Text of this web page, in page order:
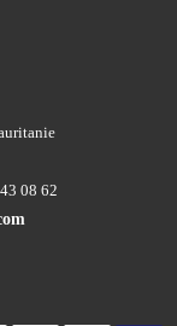
08 62